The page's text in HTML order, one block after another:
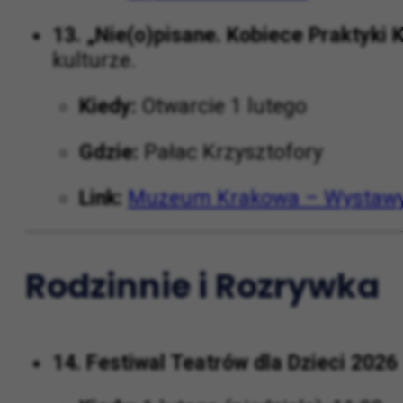
13. „Nie(o)pisane. Kobiece Praktyki
kulturze.
Kiedy: Otwarcie 1 lutego
Gdzie: Pałac Krzysztofory
Link: Muzeum Krakowa –
Rodzinnie i Rozrywka
14. Festiwal Teatrów dla Dzieci 2026